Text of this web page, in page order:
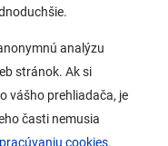
analýzu
stránok. Ak si
vášho prehliadača, je
časti nemusia
cookies.